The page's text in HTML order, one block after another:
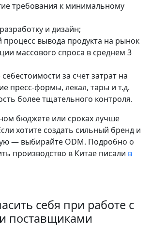
требования к минимальному
и дизайн;
процесс вывода продукта на рынок
массового спроса в среднем 3
за счет затрат на
пресс-формы, лекал, тары и т.д.
более тщательного контроля.
бюджете или сроках лучше
хотите создать сильный бренд и
— выбирайте ODM. Подробно о
производство в Китае писали в
себя при работе с
поставщиками